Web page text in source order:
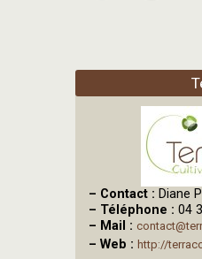
– Contact : Diane
– Téléphone : 04
– Mail :
– Web : http://